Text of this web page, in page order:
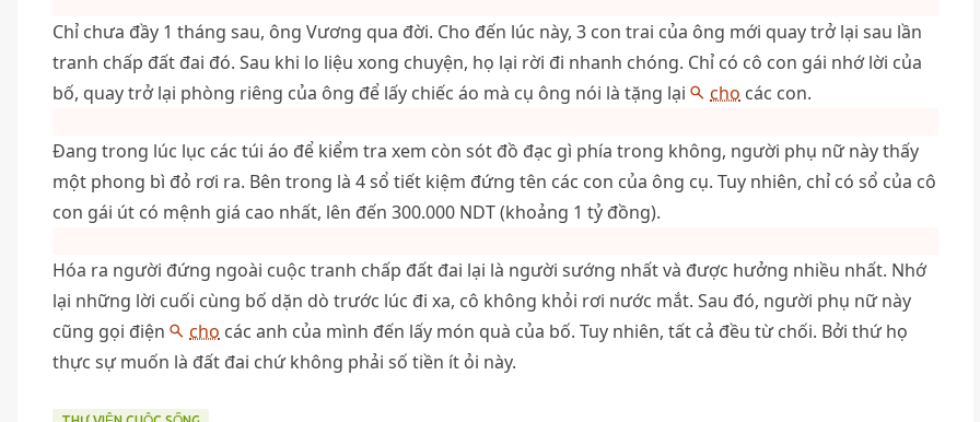
Chỉ chưa đầy 1 tháng sau, ông Vương qua đời. Cho đến lúc này, 3 con trai của ông mới quay trở lại sau lần
tranh chấp đất đai đó. Sau khi lo liệu xong chuyện, họ lại rời đi nhanh chóng. Chỉ có cô con gái nhớ lời của
bố, quay trở lại phòng riêng của ông để lấy chiếc áo mà cụ ông nói là tặng lại
cho các con.
Đang trong lúc lục các túi áo để kiểm tra xem còn sót đồ đạc gì phía trong không, người phụ nữ này thấy
một phong bì đỏ rơi ra. Bên trong là 4 sổ tiết kiệm đứng tên các con của ông cụ. Tuy nhiên, chỉ có sổ của cô
con gái út có mệnh giá cao nhất, lên đến 300.000 NDT (khoảng 1 tỷ đồng).
Hóa ra người đứng ngoài cuộc tranh chấp đất đai lại là người sướng nhất và được hưởng nhiều nhất. Nhớ
lại những lời cuối cùng bố dặn dò trước lúc đi xa, cô không khỏi rơi nước mắt. Sau đó, người phụ nữ này
cũng gọi điện
cho các anh của mình đến lấy món quà của bố. Tuy nhiên, tất cả đều từ chối. Bởi thứ họ
thực sự muốn là đất đai chứ không phải số tiền ít ỏi này.